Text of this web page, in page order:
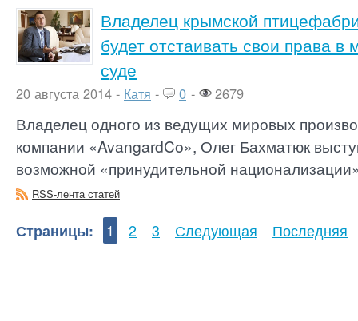
Владелец крымской
будет отстаивать свои права
суде
20 августа 2014 - Катя - 0 - 2679
Владелец одного из ведущих мировых
компании «AvangardCo», Олег Бахматюк
возможной «принудительной
RSS-лента статей
Страницы: 1 2 3 Следующая Последняя